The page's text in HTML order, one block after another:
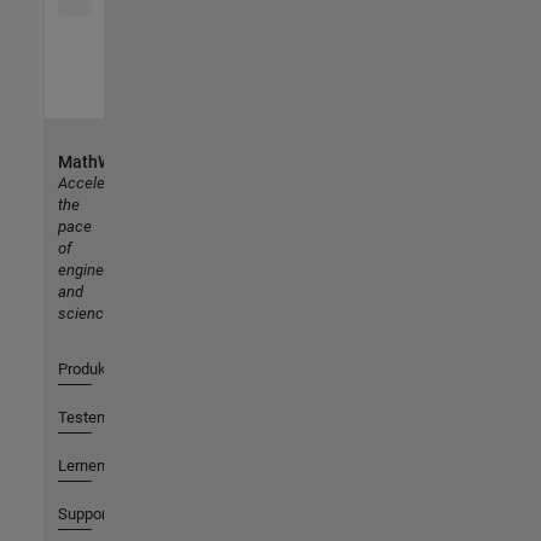
MathWorks
Accelerating
the
pace
of
engineering
and
science
Produkte
Testen oder Kaufen
Lernen
Support